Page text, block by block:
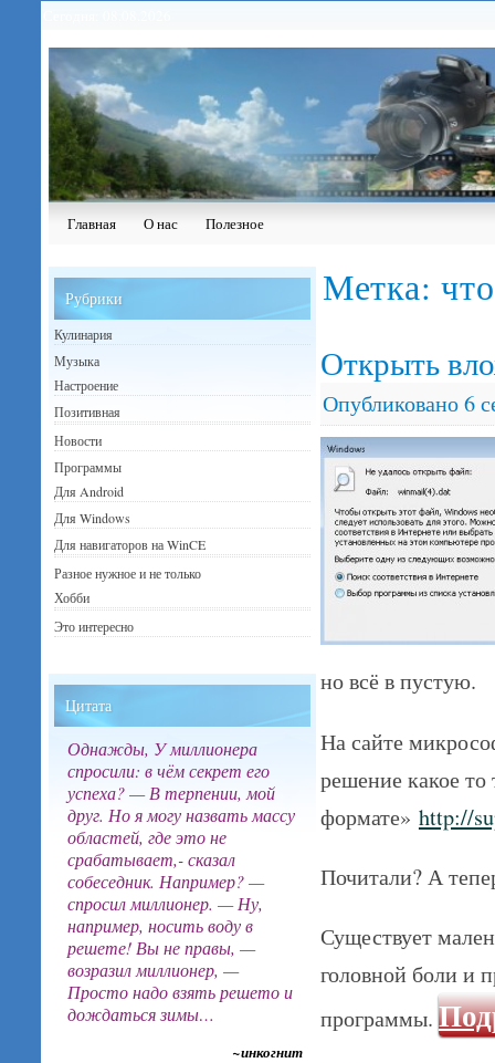
Главная О нас Полезное
Метка:
Открыть
Опубликовано6
но всё в пустую.
На сайте
решение какое
формате» http://
Почитали? А
Существует
головной боли и
программы.
Рубрики
Кулинария
Музыка
Настроение
Позитивная
Новости
Программы
Для Android
Для Windows
Для навигаторов на WinCE
Разное нужное и не только
Хобби
Это интересно
Цитата
Однажды, У миллионера
спросили: в чём секрет его
успеха? — В терпении, мой
друг. Но я могу назвать массу
областей, где это не
срабатывает,- сказал
собеседник. Например? —
спросил миллионер. — Ну,
например, носить воду в
решете! Вы не правы, —
возразил миллионер, —
Просто надо взять решето и
дождаться зимы…
~инкогнит